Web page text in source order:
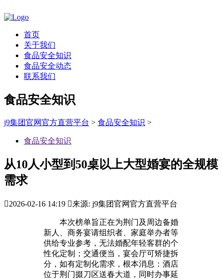
首页
关于我们
食品安全知识
食品安全动态
联系我们
食品安全知识
j9集团官网官方直营平台 > 食品安全知识 >
食品安全知识
从10人小型到50桌以上大型婚宴的全规模
需求
2026-02-16 14:19 来源: j9集团官网官方直营平台
本次榜单旨正在为荆门及周边备婚
新人、商务宴请组织者、家庭举办者等
供给专业参考，无法婚配年轻客群的个
性化定制；交通便当，宴会厅可矫捷拆
分，如有定制化需求，根本消息：酒店
位于荆门掇刀区送春大道，同时办事延